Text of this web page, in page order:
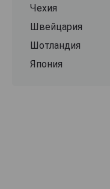
Чехия
Швейцария
Шотландия
Япония